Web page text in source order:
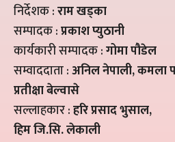
निर्देशक :राम खड्का
सम्पादक :प्रकाश प्युठानी
कार्यकारी सम्पादक :गोमा पौडेल
सम्वाददाता :अनिल नेपाली, कमला
प्रतीक्षा बेल्वासे
सल्लाहकार :हरि प्रसाद भुसाल,
हिम जि.सि. लेकाली